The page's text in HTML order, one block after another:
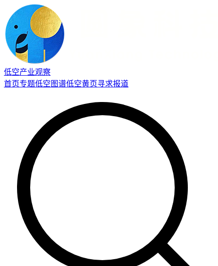
低空产业观察
首页专题低空图谱低空黄页寻求报道